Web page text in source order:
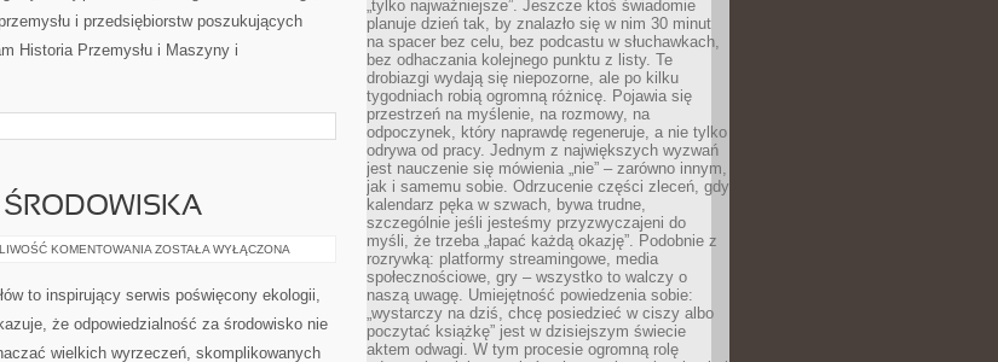
i przedsiębiorstw poszukujących
Historia Przemysłu i Maszyny i
KOMENTOWANIA PRZYRODA
ŚRODOWISKA
ZOSTAŁA WYŁĄCZONA
to inspirujący serwis poświęcony ekologii,
że odpowiedzialność za środowisko nie
wielkich wyrzeczeń, skomplikowanych
„tylko najważniejsze”. Jeszcze ktoś świadomie
planuje dzień tak, by znalazło się w nim 30 minut
na spacer bez celu, bez podcastu w słuchawkach,
bez odhaczania kolejnego punktu z listy. Te
drobiazgi wydają się niepozorne, ale po kilku
tygodniach robią ogromną różnicę. Pojawia się
przestrzeń na myślenie, na rozmowy, na
odpoczynek, który naprawdę regeneruje, a nie tylko
odrywa od pracy. Jednym z największych wyzwań
jest nauczenie się mówienia „nie” – zarówno innym,
jak i samemu sobie. Odrzucenie części zleceń, gdy
kalendarz pęka w szwach, bywa trudne,
szczególnie jeśli jesteśmy przyzwyczajeni do
myśli, że trzeba „łapać każdą okazję”. Podobnie z
rozrywką: platformy streamingowe, media
społecznościowe, gry – wszystko to walczy o
naszą uwagę. Umiejętność powiedzenia sobie:
„wystarczy na dziś, chcę posiedzieć w ciszy albo
poczytać książkę” jest w dzisiejszym świecie
aktem odwagi. W tym procesie ogromną rolę